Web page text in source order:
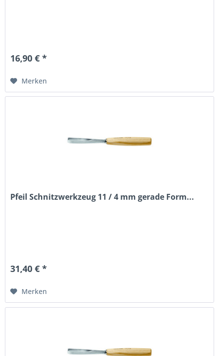
16,90 € *
Merken
Pfeil Schnitzwerkzeug 11 / 4 mm gerade Form...
31,40 € *
Merken